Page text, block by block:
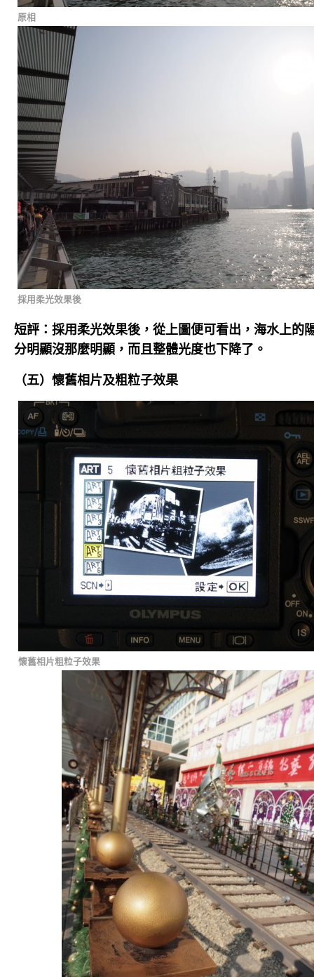
原相
採用柔光效果後
短評：採用柔光效果後，從上圖便可看出，海水上的
分明顯沒那麼明顯，而且整體光度也下降了。
（五）懷舊相片及粗粒子效果
懷舊相片粗粒子效果